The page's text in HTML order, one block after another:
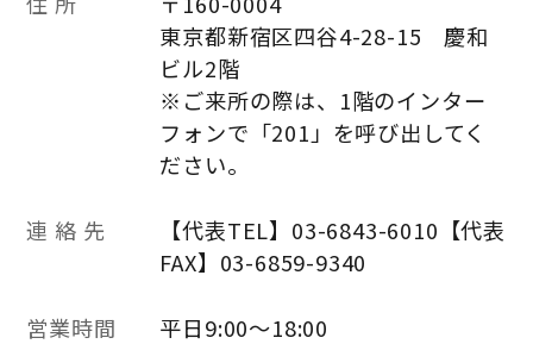
東京都新宿区四谷4-28-15 慶和
ビル2階
※ご来所の際は、1階のインター
フォンで「201」を呼び出してく
ださい。
連 絡 先
【代表TEL】03-6843-6010【代表
FAX】03-6859-9340
営業時間 平日9:00～18:00